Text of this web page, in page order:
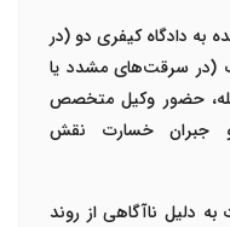
به دادگاه کیفری دو (در
(در سرقت‌های مشدد یا
حضور وکیل متخصص
جبران خسارت نقش
دلیل ناآگاهی از روند